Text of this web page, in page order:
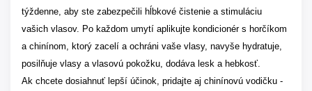
týždenne, aby ste zabezpečili hĺbkové čistenie a stimuláciu
vašich vlasov. Po každom umytí aplikujte kondicionér s horčíkom
a chinínom, ktorý zacelí a ochráni vaše vlasy, navyše hydratuje,
posilňuje vlasy a vlasovú pokožku, dodáva lesk a hebkosť.
Ak chcete dosiahnuť lepší účinok, pridajte aj chinínovú vodičku -